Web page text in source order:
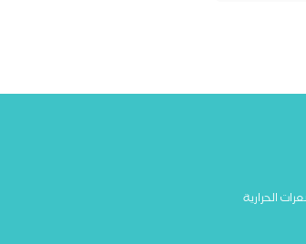
الحرارية